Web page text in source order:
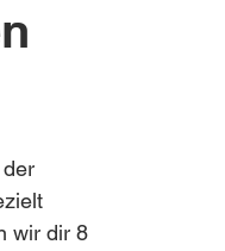
wir dir 8